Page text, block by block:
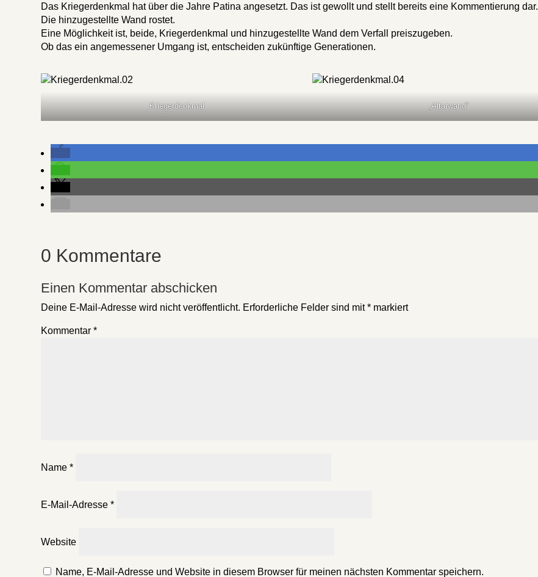
Das Kriegerdenkmal hat über die Jahre Patina angesetzt. Das ist gewollt und stellt bereits eine Kommentierung dar.
Die hinzugestellte Wand rostet.
Eine Möglichkeit ist, beide, Kriegerdenkmal und hinzugestellte Wand dem Verfall preiszugeben.
Ob das ein angemessener Umgang ist, entscheiden zukünftige Generationen.
Kriegerdenkmal „Altarwand“
0 Kommentare
Einen Kommentar abschicken
Deine E-Mail-Adresse wird nicht veröffentlicht. Erforderliche Felder sind mit* markiert
Kommentar*
Name*
E-Mail-Adresse*
Website
Name, E-Mail-Adresse und Website in diesem Browser für meinen nächsten Kommentar speichern.